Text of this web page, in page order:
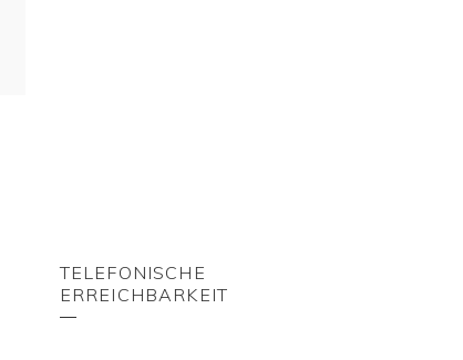
TELEFONISCHE
ERREICHBARKEIT